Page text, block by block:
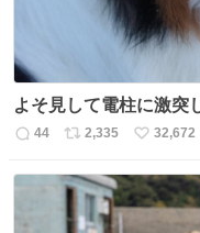
よそ見して電柱に激突
返
数
44
リ
ス
ト
2,335
い
ね
数
32,672